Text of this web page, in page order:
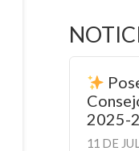
2025-
11 DE